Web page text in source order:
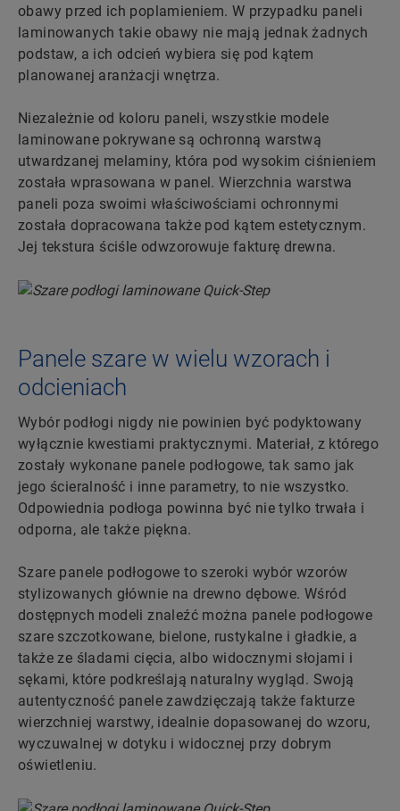
obawy przed ich poplamieniem. W przypadku paneli
laminowanych takie obawy nie mają jednak żadnych
podstaw, a ich odcień wybiera się pod kątem
planowanej aranżacji wnętrza.
Niezależnie od koloru paneli, wszystkie modele
laminowane pokrywane są ochronną warstwą
utwardzanej melaminy, która pod wysokim ciśnieniem
została wprasowana w panel. Wierzchnia warstwa
paneli poza swoimi właściwościami ochronnymi
została dopracowana także pod kątem estetycznym.
Jej tekstura ściśle odwzorowuje fakturę drewna.
Panele szare w wielu wzorach i
odcieniach
Wybór podłogi nigdy nie powinien być podyktowany
wyłącznie kwestiami praktycznymi. Materiał, z którego
zostały wykonane panele podłogowe, tak samo jak
jego ścieralność i inne parametry, to nie wszystko.
Odpowiednia podłoga powinna być nie tylko trwała i
odporna, ale także piękna.
Szare panele podłogowe to szeroki wybór wzorów
stylizowanych głównie na drewno dębowe. Wśród
dostępnych modeli znaleźć można panele podłogowe
szare szczotkowane, bielone, rustykalne i gładkie, a
także ze śladami cięcia, albo widocznymi słojami i
sękami, które podkreślają naturalny wygląd. Swoją
autentyczność panele zawdzięczają także fakturze
wierzchniej warstwy, idealnie dopasowanej do wzoru,
wyczuwalnej w dotyku i widocznej przy dobrym
oświetleniu.